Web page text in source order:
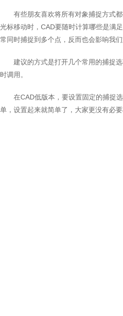
有些朋友喜欢将所有对象捕捉方式
光标移动时，CAD要随时计算哪些是满
常同时捕捉到多个点，反而也会影响我们
建议的方式是打开几个常用的捕捉
时调用。
在CAD低版本，要设置固定的捕捉
单，设置起来就简单了，大家更没有必